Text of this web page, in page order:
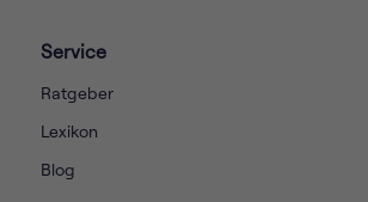
Service
Ratgeber
Lexikon
Blog